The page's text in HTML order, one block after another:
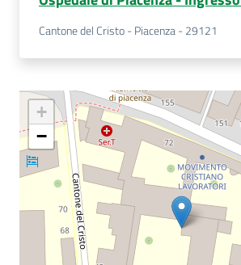
Cantone del Cristo - Piacenza - 29121
+
−